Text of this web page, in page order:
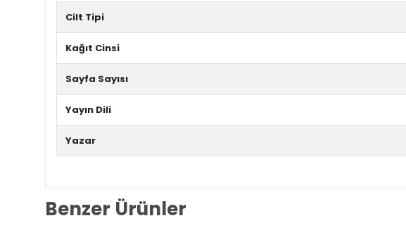
Cilt Tipi
Kağıt Cinsi
Sayfa Sayısı
Yayın Dili
Yazar
Benzer Ürünler